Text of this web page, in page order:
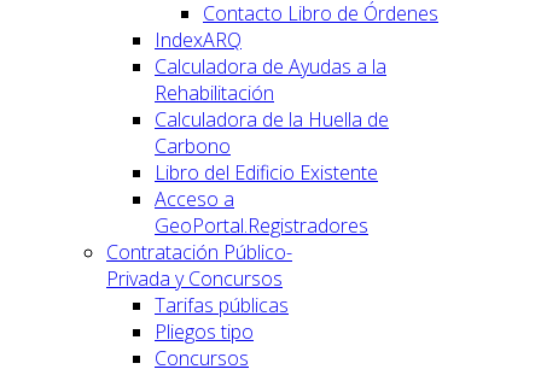
Contacto Libro de Órdenes
IndexARQ
Calculadora de Ayudas a la
Rehabilitación
Calculadora de la Huella de
Carbono
Libro del Edificio Existente
Acceso a
GeoPortal.Registradores
Contratación Público-
Privada y Concursos
Tarifas públicas
Pliegos tipo
Concursos